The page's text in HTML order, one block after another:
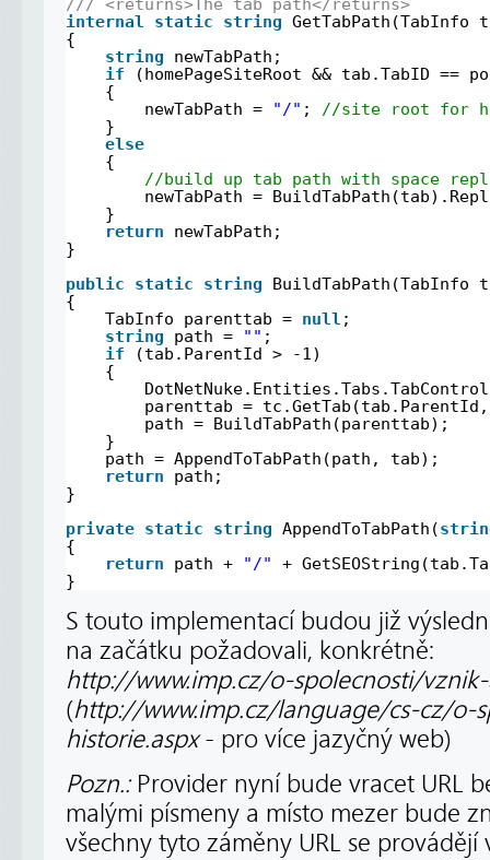
/// <returns>The tab path</returns>
internal
static string
{
string
newTabPath;
if
(homePageSiteRoot && tab.TabID ==
{
newTabPath =
"/" ;
//site root for
}
else
{
//build up tab path with space
newTabPath =
}
return
newTabPath;
}
public
static string
BuildTabPath(TabInfo
{
TabInfo parenttab = null ;
string
path = "" ;
if
(tab.ParentId > -1)
{
parenttab =
path = BuildTabPath(parenttab);
}
path = AppendToTabPath(path, tab);
return
path;
}
private static string AppendToTabPath(
{
return
path + "/"
+
}
S touto implementací budou již
na začátku požadovali, konkrétně:
http://www.imp.cz/o-spolecnosti/
(http://www.imp.cz/language/cs-cz/o-
historie.aspx- pro více jazyčný web)
Pozn.:Provider nyní bude vracet URL
malými písmeny a místo mezer bude
všechny tyto záměny URL se